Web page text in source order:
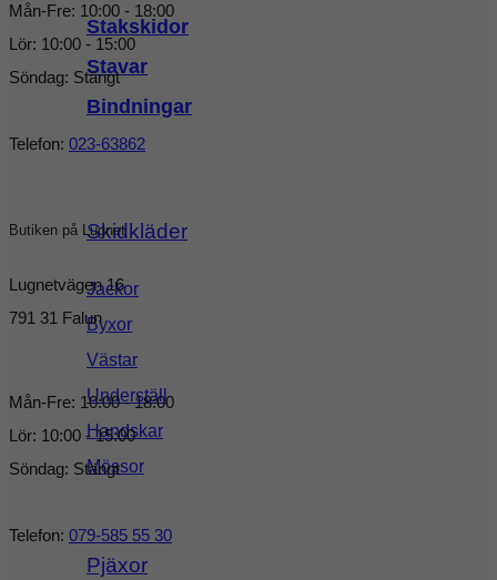
Stakskidor
Stavar
Bindningar
Skidkläder
Jackor
Byxor
Västar
Underställ
Handskar
Mössor
Pjäxor
Mån-Fre: 10:00 - 18:00
Lör: 10:00 - 15:00
Söndag: Stängt
Telefon: 023-63862
Butiken på Lugnet
Lugnetvägen 16
791 31 Falun
Mån-Fre: 10:00 - 18:00
Lör: 10:00 - 15:00
Söndag: Stängt
Telefon: 079-585 55 30